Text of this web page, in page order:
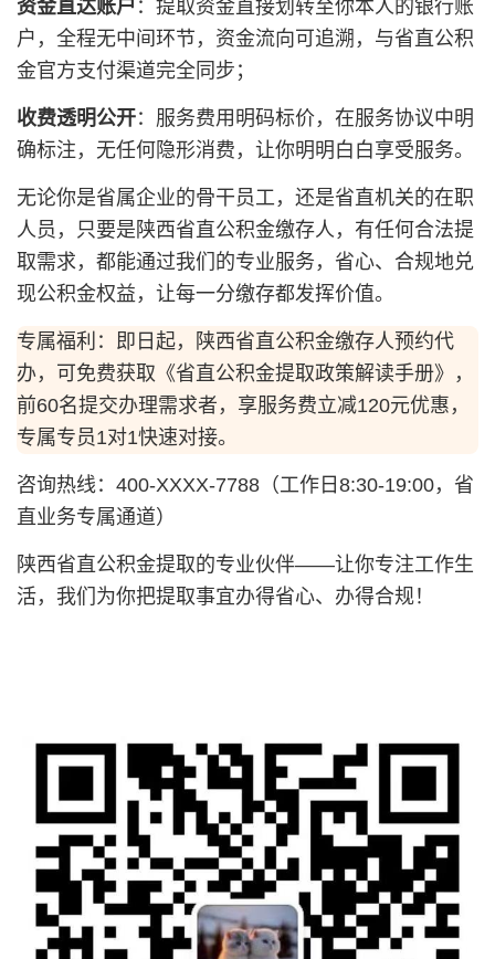
资金直达账户 ：提取资金直接划转至你本人的银行账
户，全程无中间环节，资金流向可追溯，与省直公积
金官方支付渠道完全同步；
收费透明公开：服务费用明码标价，在服务协议中明
确标注，无任何隐形消费，让你明明白白享受服务。
无论你是省属企业的骨干员工，还是省直机关的在职
人员，只要是陕西省直公积金缴存人，有任何合法提
取需求，都能通过我们的专业服务，省心、合规地兑
现公积金权益，让每一分缴存都发挥价值。
专属福利：即日起，陕西省直公积金缴存人预约代
办，可免费获取《省直公积金提取政策解读手册》，
前60名提交办理需求者，享服务费立减120元优惠，
专属专员1对1快速对接。
咨询热线：400-XXXX-7788（工作日8:30-19:00，省
直业务专属通道）
陕西省直公积金提取的专业伙伴——让你专注工作生
活，我们为你把提取事宜办得省心、办得合规！